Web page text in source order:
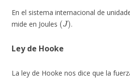
En el sistema internacional de
mide en Joules
(J)
.
Ley de Hooke
La ley de Hooke nos dice que la